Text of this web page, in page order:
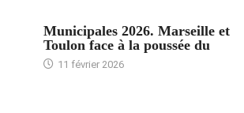
Municipales 2026. Marseille et
Toulon face à la poussée du
11 février 2026